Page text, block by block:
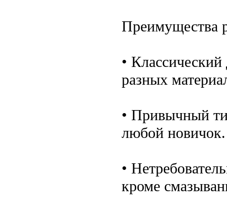
Преимущества
•
разных
• Привычный
любой новичок.
•
кроме